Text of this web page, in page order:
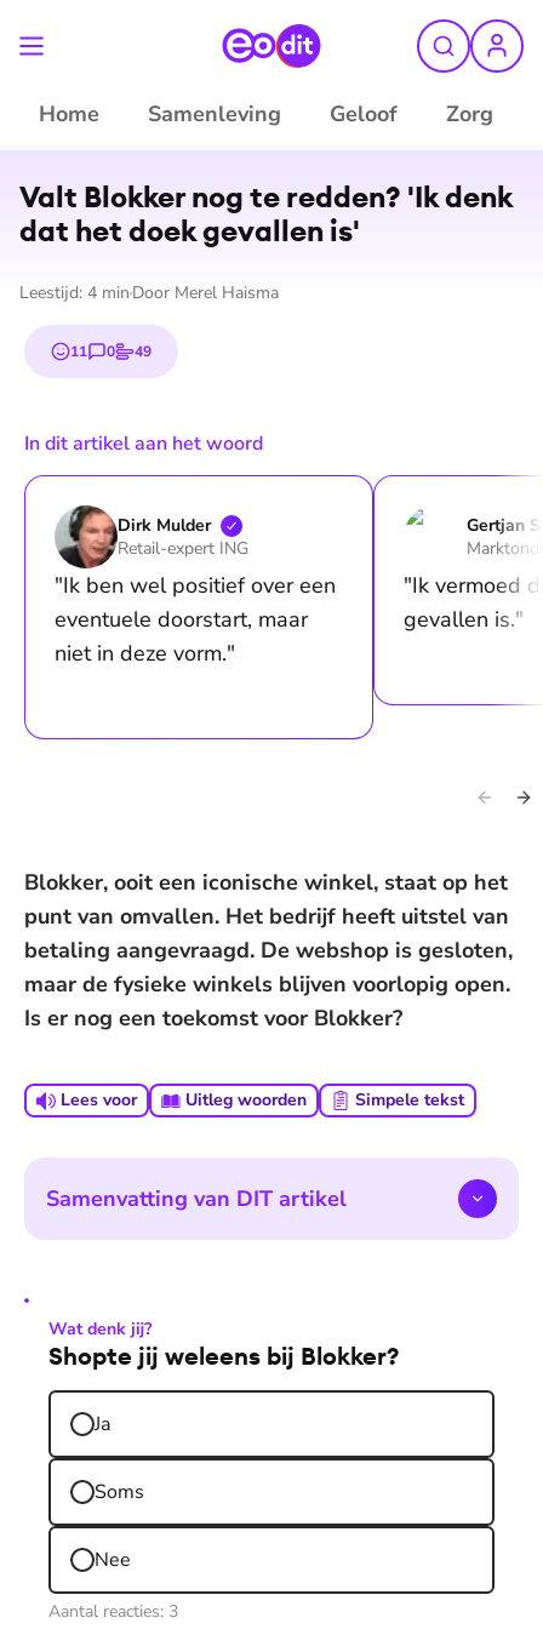
Home Samenleving Geloof Zorg
Valt Blokker nog te redden? 'Ik denk
dat het doek gevallen is'
Leestijd: 4 min Door Merel Haisma
11
emojis0
reacties
49
stemmen
In dit artikel aan het woord
Dirk Mulder
Retail-expert ING
"Ik ben wel positief over een
eventuele doorstart, maar
niet in deze vorm."
Gertjan
"Ik vermoed
gevallen is."
Blokker, ooit een iconische winkel, staat op het
punt van omvallen. Het bedrijf heeft uitstel van
betaling aangevraagd. De webshop is gesloten,
maar de fysieke winkels blijven voorlopig open.
Is er nog een toekomst voor Blokker?
Lees voor Uitleg woorden Simpele tekst
Samenvatting van DIT artikel
Wat denk jij?
Shopte jij weleens bij Blokker?
Ja
Soms
Nee
Aantal reacties: 3